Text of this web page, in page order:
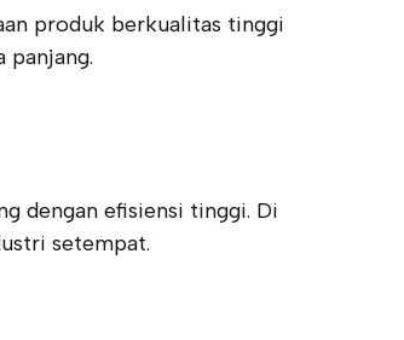
produk berkualitas tinggi
panjang.
dengan efisiensi tinggi. Di
setempat.